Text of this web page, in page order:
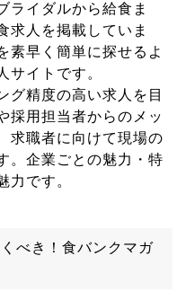
ライダルから給食ま
求人を掲載していま
素早く簡単に探せるよ
サイトです。
グ精度の高い求人を目
採用担当者からのメッ
求職者に向けて現場の
。企業ごとの魅力・特
力です。
べき！食バンクマガ